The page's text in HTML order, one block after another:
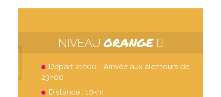
NIVEAU ORANGE
Départ 21h00 - Arrivée aux alentours de
23h00
Distance : 10km